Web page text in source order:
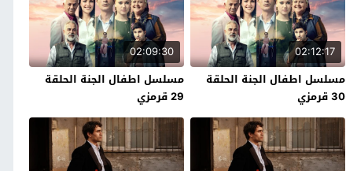
02:12:17
مسلسل اطفال الجنة الحلقة
30 قرمزي
02:09:30
مسلسل اطفال الجنة الحلقة
29 قرمزي